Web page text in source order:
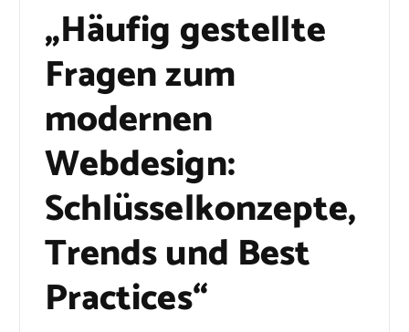
„Häufig gestellte
Fragen zum
modernen
Webdesign:
Schlüsselkonzepte,
Trends und Best
Practices“